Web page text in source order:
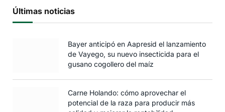
Últimas noticias
Bayer anticipó en Aapresid el lanzamiento
de Vayego, su nuevo insecticida para el
gusano cogollero del maíz
Carne Holando: cómo aprovechar el
potencial de la raza para producir más